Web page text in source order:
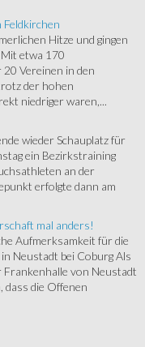
Feldkirchen
Hitze und gingen
etwa 170
Vereinen in den
der hohen
niedriger waren,...
wieder Schauplatz für
ein Bezirkstraining
an der
erfolgte dann am
mal anders!
Aufmerksamkeit für die
Neustadt bei Coburg Als
Frankenhalle von Neustadt
dass die Offenen